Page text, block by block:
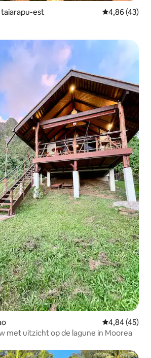
est Gemiddelde
4,86 (43)
Gemiddelde
4,84 (45)
met uitzicht op de lagune in Moorea